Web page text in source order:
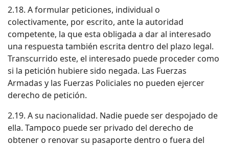
2.18. A formular peticiones, individual o
colectivamente, por escrito, ante la autoridad
competente, la que esta obligada a dar al interesado
una respuesta también escrita dentro del plazo legal.
Transcurrido este, el interesado puede proceder como
si la petición hubiere sido negada. Las Fuerzas
Armadas y las Fuerzas Policiales no pueden ejercer
derecho de petición.
2.19. A su nacionalidad. Nadie puede ser despojado de
ella. Tampoco puede ser privado del derecho de
obtener o renovar su pasaporte dentro o fuera del